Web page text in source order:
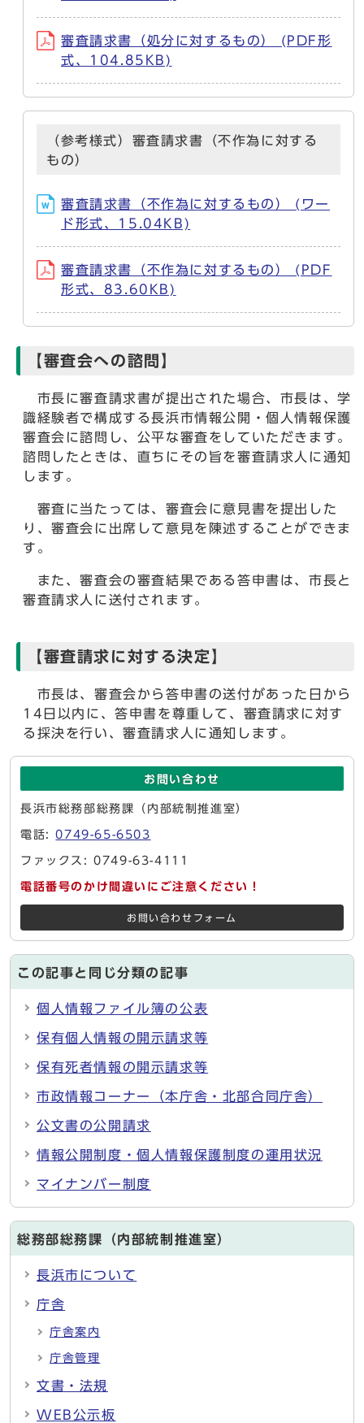
審査請求書（処分に対するもの） (PDF形
式、104.85KB)
（参考様式）審査請求書（不作為に対する
もの）
審査請求書（不作為に対するもの） (ワー
ド形式、15.04KB)
審査請求書（不作為に対するもの） (PDF
形式、83.60KB)
【審査会への諮問】
市長に審査請求書が提出された場合、市長は、学
識経験者で構成する長浜市情報公開・個人情報保護
審査会に諮問し、公平な審査をしていただきます。
諮問したときは、直ちにその旨を審査請求人に通知
します。
審査に当たっては、審査会に意見書を提出した
り、審査会に出席して意見を陳述することができま
す。
また、審査会の審査結果である答申書は、市長と
審査請求人に送付されます。
【審査請求に対する決定】
市長は、審査会から答申書の送付があった日から
14日以内に、答申書を尊重して、審査請求に対す
る採決を行い、審査請求人に通知します。
お問い合わせ
長浜市総務部総務課（内部統制推進室）
電話:0749-65-6503
ファックス: 0749-63-4111
電話番号のかけ間違いにご注意ください！
お問い合わせフォーム
この記事と同じ分類の記事
個人情報ファイル簿の公表
保有個人情報の開示請求等
保有死者情報の開示請求等
市政情報コーナー（本庁舎・北部合同庁舎）
公文書の公開請求
情報公開制度・個人情報保護制度の運用状況
マイナンバー制度
総務部総務課（内部統制推進室）
長浜市について
庁舎
庁舎案内
庁舎管理
文書・法規
WEB公示板